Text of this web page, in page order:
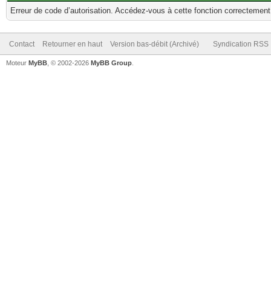
Erreur de code d’autorisation. Accédez-vous à cette fonction
Contact Retourner en haut Version bas-débit (Archivé) Syndication RSS
Moteur MyBB , © 2002-2026 MyBB Group